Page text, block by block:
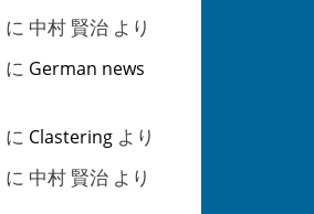
に 中村 賢治 より
に German news
に Clastering より
に 中村 賢治 より